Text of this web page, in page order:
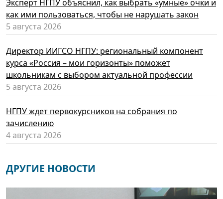
Эксперт НГПУ объяснил, как выбрать «умные» очки и
как ими пользоваться, чтобы не нарушать закон
5 августа 2026
Директор ИИГСО НГПУ: региональный компонент
курса «Россия – мои горизонты» поможет
школьникам с выбором актуальной профессии
5 августа 2026
НГПУ ждет первокурсников на собрания по
зачислению
4 августа 2026
ДРУГИЕ НОВОСТИ